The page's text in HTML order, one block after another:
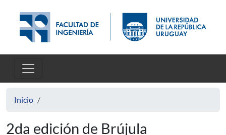
Inicio
2da edición de Brújula